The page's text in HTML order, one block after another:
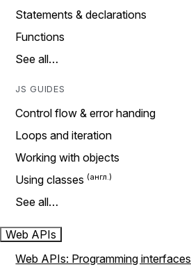
Statements & declarations
Functions
See all…
JS GUIDES
Control flow & error handing
Loops and iteration
Working with objects
Using classes
See all…
Web APIs
Web APIs: Programming interfaces